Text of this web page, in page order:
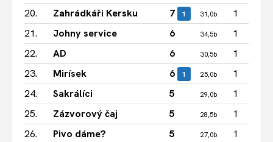
20. Zahrádkáři Kersku 7 1 31,0b
1
21.
Johny service 6 34,5b
1
22.
AD 6 30,5b
1
23.
Mirísek 6 1 25,0b
1
24.
Sakrálíci 5 29,0b
1
25.
Zázvorový čaj 5 28,5b
1
26.
Pivo dáme? 5 27,0b
1